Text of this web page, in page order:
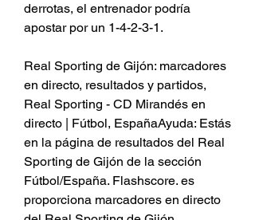
derrotas, el entrenador podría
apostar por un 1-4-2-3-1.
Real Sporting de Gijón: marcadores
en directo, resultados y partidos,
Real Sporting - CD Mirandés en
directo | Fútbol, EspañaAyuda: Estás
en la página de resultados del Real
Sporting de Gijón de la sección
Fútbol/España. Flashscore. es
proporciona marcadores en directo